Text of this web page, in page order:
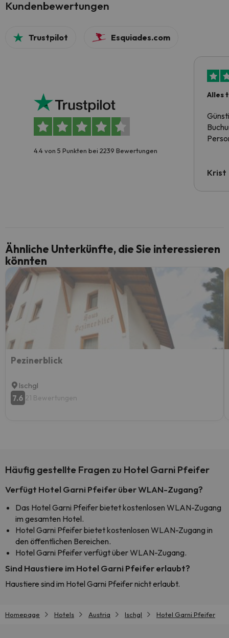
Kundenbewertungen
Trustpilot Esquiades.com
4.4 von 5 Punkten bei 2239 Bewertungen
Alles
Krist
Ähnliche Unterkünfte, die Sie interessieren
könnten
Pezinerblick
Ischgl
7.6 21 Bewertungen
Häufig gestellte Fragen zu Hotel Garni Pfeifer
Verfügt Hotel Garni Pfeifer über WLAN-Zugang?
Das Hotel Garni Pfeifer bietet kostenlosen WLAN-Zugang
im gesamten Hotel.
Hotel Garni Pfeifer bietet kostenlosen WLAN-Zugang in
den öffentlichen Bereichen.
Hotel Garni Pfeifer verfügt über WLAN-Zugang.
Sind Haustiere im Hotel Garni Pfeifer erlaubt?
Haustiere sind im Hotel Garni Pfeifer nicht erlaubt.
Homepage Hotels Austria Ischgl Hotel Garni Pfeifer